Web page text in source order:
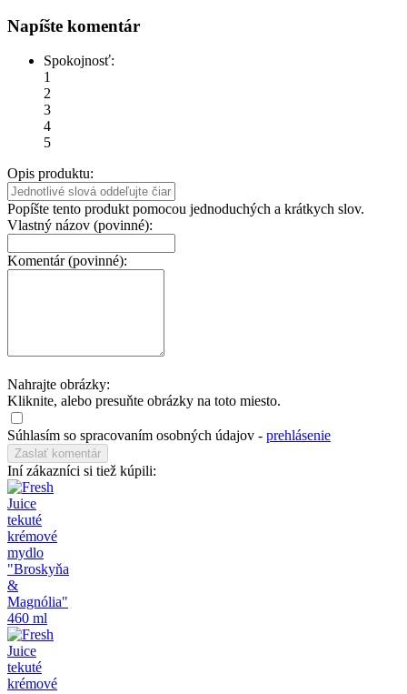
Napíšte komentár
Spokojnosť:
1
2
3
4
5
Opis produktu:
Popíšte tento produkt pomocou jednoduchých a krátkych slov.
Vlastný názov (povinné):
Komentár (povinné):
Nahrajte obrázky:
Kliknite, alebo presuňte obrázky na toto miesto.
Súhlasím so spracovaním osobných údajov - prehlásenie
Iní zákazníci si tiež kúpili: